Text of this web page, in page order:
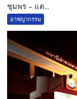
ชุมพร – แต...
อาชญากรรม